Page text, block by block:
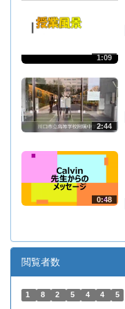
1:09
2:44
0:48
閲覧者数
1 8 2 5 4 4 5